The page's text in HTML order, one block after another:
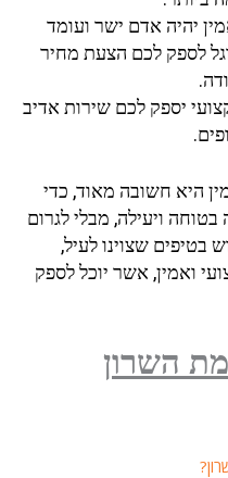
יהיה אדם ישר ועומד
לספק לכם הצעת מחיר
יספק לכם שירות אדיב
היא חשובה מאוד, כדי
ויעילה, מבלי לגרום
בטיפים שצוינו לעיל,
ואמין, אשר יוכל לספק
השרון